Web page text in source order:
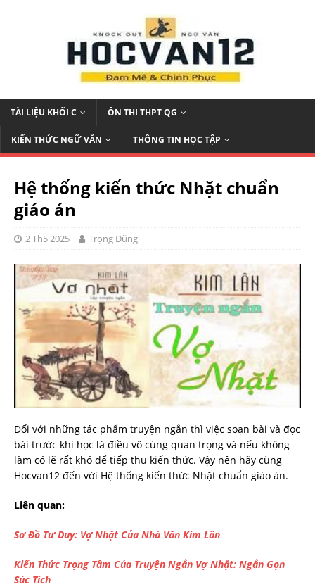
TÀI LIỆU KHỐI C ÔN THI THPT QG
KIẾN THỨC NGỮ VĂN THÔNG TIN HỌC TẬP
Hệ thống kiến thức Nhặt chuẩn
giáo án
2 Th5 2025 Trọng Dũng
Đối với những tác phẩm truyện ngắn thì việc soạn bài và đọc
bài trước khi học là điều vô cùng quan trọng và nếu không
làm có lẽ rất khó để tiếp thu kiến thức. Vậy nên hãy cùng
Hocvan12 đến với Hệ thống kiến thức Nhặt chuẩn giáo án.
Liên quan:
Sơ Đồ Tư Duy: Vợ Nhặt Của Nhà Văn Kim Lân
Kiến Thức Trọng Tâm Của Truyện Ngắn Vợ Nhặt: Ngắn Gọn
Súc Tích